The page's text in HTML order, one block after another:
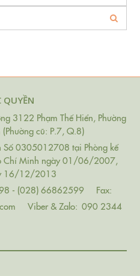
3122 Phạm Thế Hiển, Phường
cũ: P.7, Q.8)
Số 0305012708 tại Phòng kế
Chí Minh ngày 01/06/2007,
16/12/2013
- (028) 66862599
Fax:
Viber & Zalo: 090 2344